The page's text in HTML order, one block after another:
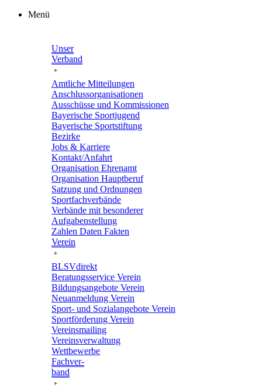
Zum
Menü
Unser
Verband
Amtli­che Mitteilungen
Anschluss­or­ga­ni­sa­tio­nen
Ausschüsse und Kommissionen
Baye­ri­sche Sportjugend
Baye­ri­sche Sportstiftung
Bezirke
Jobs & Karriere
Kontakt/​​Anfahrt
Orga­ni­sa­tion Ehrenamt
Orga­ni­sa­tion Hauptberuf
Satzung und Ordnungen
Sport­fach­ver­bände
Verbände mit beson­de­rer
Aufgabenstellung
Zahlen Daten Fakten
Verein
BLSVdi­rekt
Bera­tungs­ser­vice Verein
Bildungs­an­ge­bote Verein
Neuan­mel­dung Verein
Sport- und Sozi­al­an­ge­bote Verein
Sport­för­de­rung Verein
Vereins­mai­ling
Vereins­ver­wal­tung
Wett­be­werbe
Fach­ver­
band